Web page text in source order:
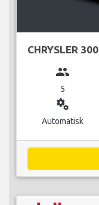
CHRYSLER 300
group
5
miscellaneous_services
Automatisk